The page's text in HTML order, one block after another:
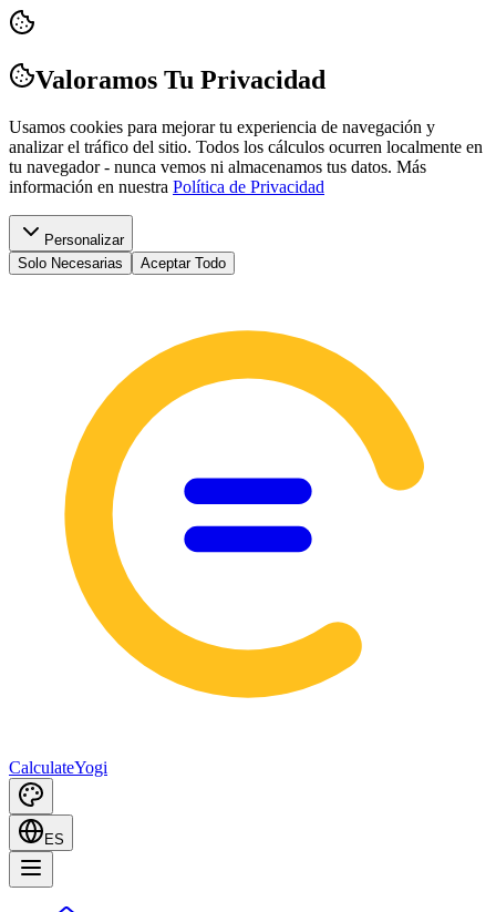
Valoramos Tu Privacidad
Usamos cookies para mejorar tu experiencia de navegación y
analizar el tráfico del sitio. Todos los cálculos ocurren localmente en
tu navegador - nunca vemos ni almacenamos tus datos. Más
información en nuestra Política de Privacidad
Personalizar
Solo Necesarias
Aceptar Todo
CalculateYogi
ES